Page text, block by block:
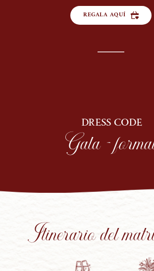
REGALA AQUÍ
DRESS CODE
Gala -
Itinerario del